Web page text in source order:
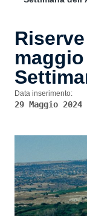
Data inserimento:
29 Maggio 2024